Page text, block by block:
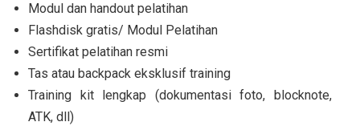
Modul dan handout pelatihan
Flashdisk gratis/ Modul Pelatihan
Sertifikat pelatihan resmi
Tas atau backpack eksklusif training
Training kit lengkap (dokumentasi foto, blocknote,
ATK, dll)